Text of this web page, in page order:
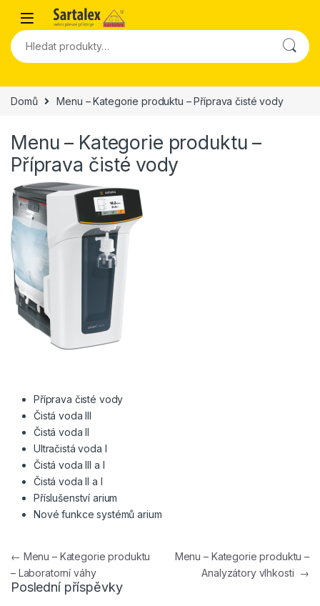
Skip to navigation
Skip to content
Hledat:
Domů Menu – Kategorie produktu – Příprava čisté vody
Menu – Kategorie produktu –
Příprava čisté vody
Příprava čisté vody
Čistá voda III
Čistá voda II
Ultračistá voda I
Čistá voda III a I
Čistá voda II a I
Příslušenství arium
Nové funkce systémů arium
Navigace pro příspěvek
← Menu – Kategorie produktu
– Laboratorní váhy
Menu – Kategorie produktu –
Analyzátory vlhkosti →
Poslední příspěvky